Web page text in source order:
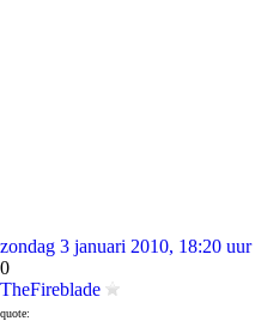
zondag 3 januari 2010, 18:20 uur
0
TheFireblade
quote: